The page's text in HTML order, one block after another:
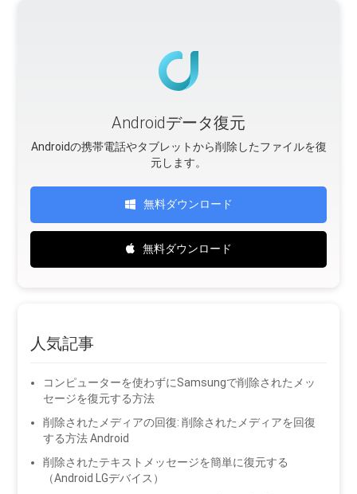
Androidデータ復元
Androidの携帯電話やタブレットから削除したファイルを復
元します。
無料ダウンロード
無料ダウンロード
人気記事
コンピューターを使わずにSamsungで削除されたメッ
セージを復元する方法
削除されたメディアの回復: 削除されたメディアを回復
する方法 Android
削除されたテキストメッセージを簡単に復元する
（Android LGデバイス）